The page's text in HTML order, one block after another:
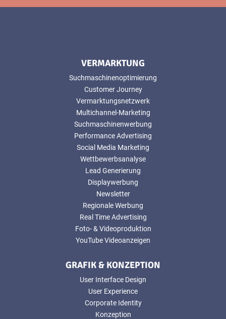
VERMARKTUNG
Suchmaschinenoptimierung
Customer Journey
Vermarktungsnetzwerk
Multichannel-Marketing
Suchmaschinenwerbung
Performance Advertising
Social Media Marketing
Wettbewerbsanalyse
Lead Generierung
Displaywerbung
Newsletter
Regionale Werbung
Real Time Advertising
Foto- & Videoproduktion
YouTube Videoanzeigen
GRAFIK & KONZEPTION
User Interface Design
User Experience
Corporate Identity
Konzeption